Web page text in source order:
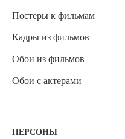
Постеры к фильмам
Кадры из фильмов
Обои из фильмов
Обои с актерами
ПЕРСОНЫ